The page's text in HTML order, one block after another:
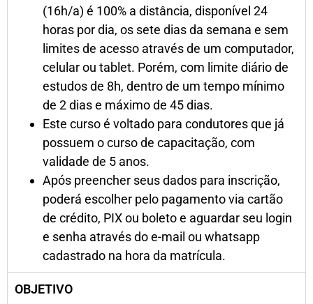
(16h/a) é 100% a distância, disponível 24
horas por dia, os sete dias da semana e sem
limites de acesso através de um computador,
celular ou tablet. Porém, com limite diário de
estudos de 8h, dentro de um tempo mínimo
de 2 dias e máximo de 45 dias.
Este curso é voltado para condutores que já
possuem o curso de capacitação, com
validade de 5 anos.
Após preencher seus dados para inscrição,
poderá escolher pelo pagamento via cartão
de crédito, PIX ou boleto e aguardar seu login
e senha através do e-mail ou whatsapp
cadastrado na hora da matrícula.
OBJETIVO